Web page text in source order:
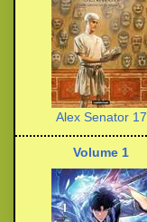
Alex Senator 17
Volume 1